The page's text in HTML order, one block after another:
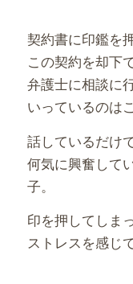
契約書に印鑑を
この契約を却下
弁護士に相談に
いっているのは
話しているだけで
何気に興奮して
子。
印を押してしま
ストレスを感じ